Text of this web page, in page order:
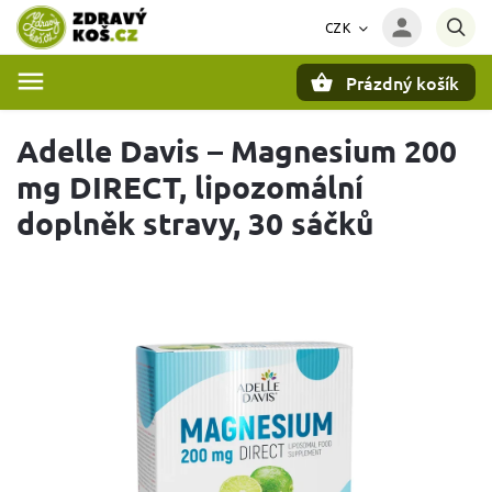
CZK
Prázdný košík
Adelle Davis – Magnesium 200
mg DIRECT, lipozomální
doplněk stravy, 30 sáčků